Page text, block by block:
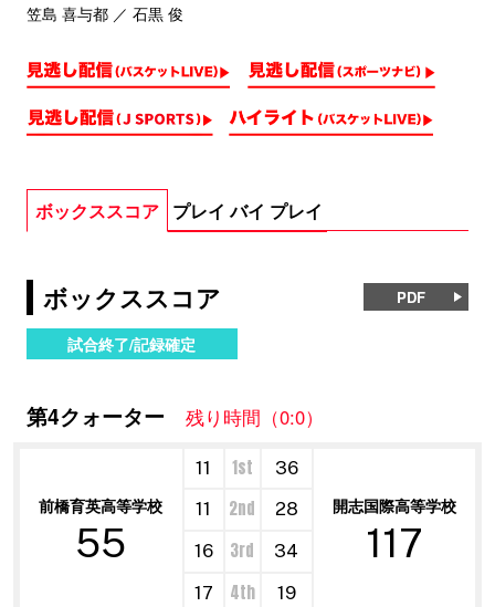
笠島 喜与都 ／ 石黒 俊
ボックススコア プレイ バイ プレイ
ボックススコア PDF
試合終了/記録確定
第4クォーター 残り時間（0:0）
前橋育英高等学校
55
11 1st
36
開志国際高等学校
117
11 2nd
28
16
3rd
34
17
4th 19